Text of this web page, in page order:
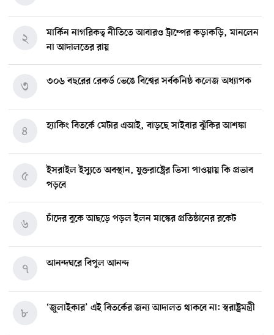
মার্কিন নাগরিকত্ব নীতিতে আবারও ট্রাম্পের কড়াকড়ি, মানলেন
না আদালতের রায়
২
৩০৬ বছরের রেকর্ড ভেঙে বিশ্বের সর্বকনিষ্ঠ কলেজ অধ্যাপক
৩
হ্যাকিং বিতর্কে মেটার এআই, বাড়ছে সাইবার ঝুঁকির আশঙ্কা
৪
ইসরাইল ইস্যুতে অবস্থান, যুক্তরাষ্ট্রের ভিসা পাওয়ায় কি প্রভাব
পড়বে
৫
চাঁদের বুকে আছড়ে পড়ল ইলন মাস্কের প্রতিষ্ঠানের রকেট
৬
আনন্দঘরে বিপুল আনন্দ
৭
‘জুলাইকার’ এই বিতর্কের জন্য আদালত থাকবে না: স্বরাষ্ট্রমন্ত্রী
৮